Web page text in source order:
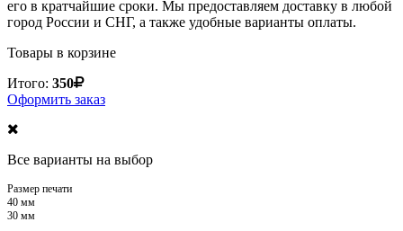
его в кратчайшие сроки. Мы предоставляем доставку в любой
город России и СНГ, а также удобные варианты оплаты.
Товары в корзине
Итого: 350
Оформить заказ
Все варианты на выбор
Размер печати
40 мм
30 мм